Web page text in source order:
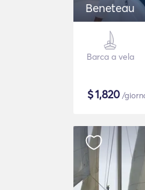
Beneteau
Barca a vela
$1,820 /